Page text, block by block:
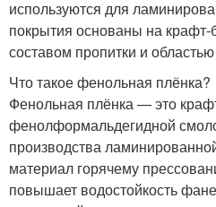
используются для
покрытия основаны на крафт-
составом пропитки и
Что такое фенольная плёнка?
Фенольная плёнка — это
фенолформальдегидной
производства
материал горячему
повышает водостойкость